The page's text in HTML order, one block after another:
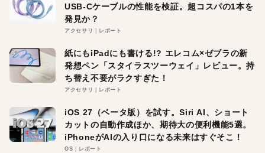
USB-Cケーブルの性能を検証。超コスパの1本を
発見か？
アクセサリ レポート
紙にもiPadにも書ける!? エレコム×ゼブラの新
発想ペン「スタイラスツーウェイ」レビュー。持
ち替え不要がラクすぎた！
アクセサリ レポート
iOS 27（ベータ版）を試す。Siri AI、ショート
カットの自動作成ほか、期待大の便利機能5選。
iPhoneがAIの入り口になる未来はすぐそこ！
OS レポート